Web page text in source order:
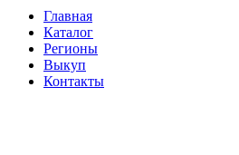
Главная
Каталог
Регионы
Выкуп
Контакты